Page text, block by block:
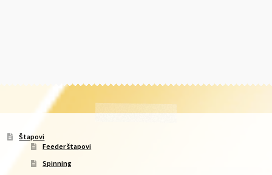
Štapovi
Feeder štapovi
Spinning